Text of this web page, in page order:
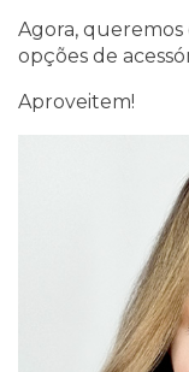
Agora,
opções de
Aproveitem!